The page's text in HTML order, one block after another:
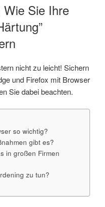
Wie Sie Ihre
nicht zu leicht! Sichern
und Firefox mit Browser
Sie dabei beachten.
so wichtig?
gibt es?
in großen Firmen
zu tun?